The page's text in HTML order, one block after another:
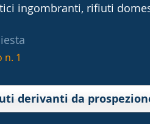
ingombranti, rifiuti
n. 1